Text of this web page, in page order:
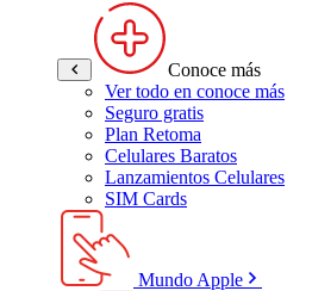
Conoce más
Ver todo en conoce más
Seguro gratis
Plan Retoma
Celulares Baratos
Lanzamientos Celulares
SIM Cards
Mundo Apple